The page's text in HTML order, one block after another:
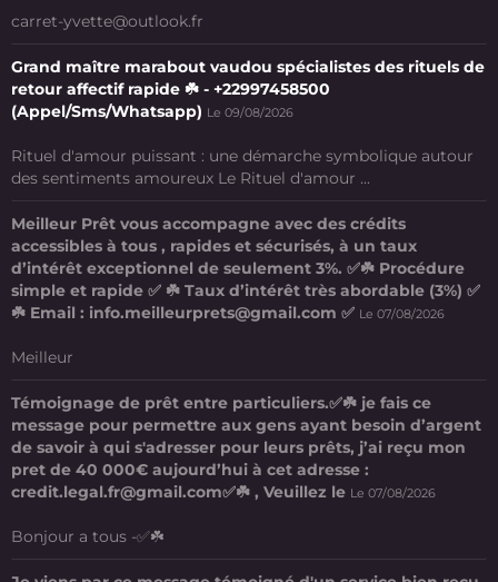
carret-yvette@outlook.fr
Grand maître marabout vaudou spécialistes des rituels de
retour affectif rapide ☘️ - +22997458500
(Appel/Sms/Whatsapp) Le 09/08/2026
Rituel d'amour puissant : une démarche symbolique autour
des sentiments amoureux Le Rituel d'amour ...
Meilleur Prêt vous accompagne avec des crédits
accessibles à tous , rapides et sécurisés, à un taux
d’intérêt exceptionnel de seulement 3%. ✅☘️ Procédure
simple et rapide ✅ ☘️ Taux d’intérêt très abordable (3%) ✅
☘️ Email : info.meilleurprets@gmail.com ✅ Le 07/08/2026
Meilleur
Témoignage de prêt entre particuliers.✅☘️ je fais ce
message pour permettre aux gens ayant besoin d’argent
de savoir à qui s'adresser pour leurs prêts, j’ai reçu mon
pret de 40 000€ aujourd’hui à cet adresse :
credit.legal.fr@gmail.com✅☘️ , Veuillez le Le 07/08/2026
Bonjour a tous -✅☘️